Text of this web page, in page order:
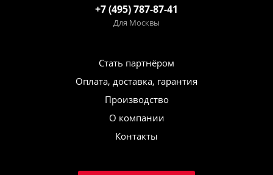
+7 (495) 787-87-41
Для Москвы
Стать партнёром
Оплата, доставка, гарантия
Производство
О компании
Контакты